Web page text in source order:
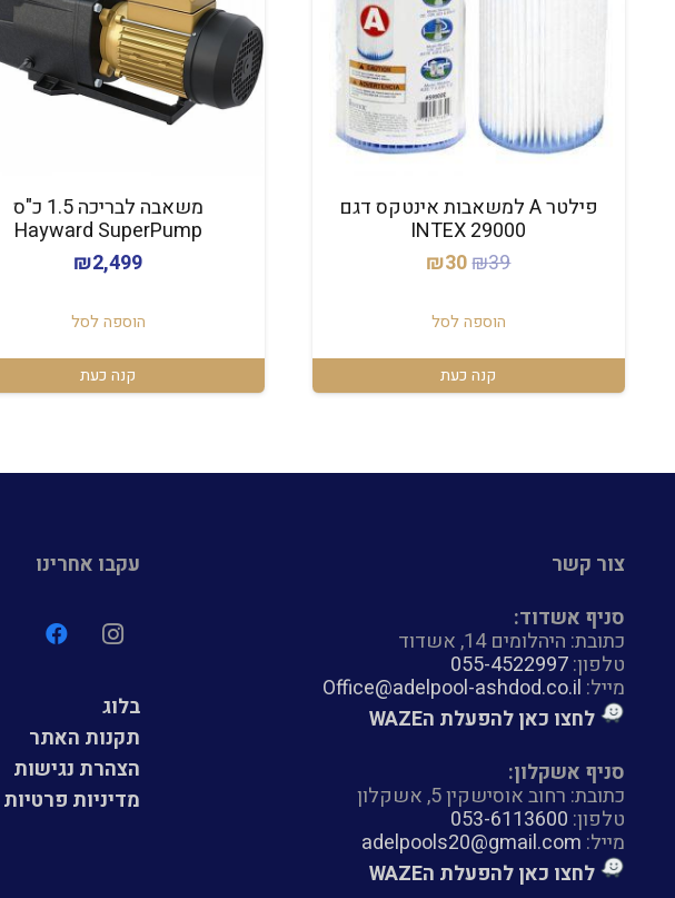
פילטר A למשאבות אינטקס דגם
INTEX 29000
₪39
המחיר
היה:
₪39.
₪30
המחיר
₪30.
הוספה לסל
קנה כעת
משאבה לבריכה 1.5 כ"ס
Hayward SuperPump
₪2,499
הוספה לסל
קנה כעת
צור קשר
סניף אשדוד:
כתובת: היהלומים 14, אשדוד
טלפון:055-4522997
מייל: Office@adelpool-ashdod.co.il
לחצו כאן להפעלת הWAZE
סניף אשקלון:
כתובת: רחוב אוסישקין 5, אשקלון
טלפון: 053-6113600
מייל: adelpools20@gmail.com
לחצו כאן להפעלת הWAZE
עקבו אחרינו
בלוג
תקנות האתר
הצהרת נגישות
מדיניות פרטיות